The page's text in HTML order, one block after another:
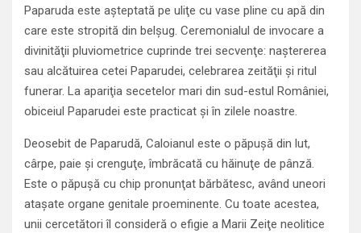
Paparuda este aşteptată pe uliţe cu vase pline cu apă din
care este stropită din belşug. Ceremonialul de invocare a
divinităţii pluviometrice cuprinde trei secvenţe: naştererea
sau alcătuirea cetei Paparudei, celebrarea zeităţii şi ritul
funerar. La apariţia secetelor mari din sud-estul României,
obiceiul Paparudei este practicat şi în zilele noastre.
Deosebit de Paparudă, Caloianul este o păpuşă din lut,
cârpe, paie şi crenguţe, îmbrăcată cu hăinuţe de pânză.
Este o păpuşă cu chip pronunţat bărbătesc, având uneori
ataşate organe genitale proeminente. Cu toate acestea,
unii cercetători îl consideră o efigie a Marii Zeiţe neolitice